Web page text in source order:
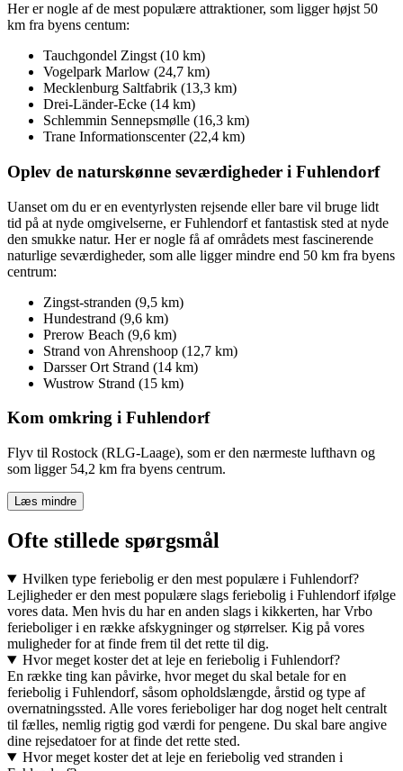
Her er nogle af de mest populære attraktioner, som ligger højst 50
km fra byens centum:
Tauchgondel Zingst (10 km)
Vogelpark Marlow (24,7 km)
Mecklenburg Saltfabrik (13,3 km)
Drei-Länder-Ecke (14 km)
Schlemmin Sennepsmølle (16,3 km)
Trane Informationscenter (22,4 km)
Oplev de naturskønne seværdigheder i Fuhlendorf
Uanset om du er en eventyrlysten rejsende eller bare vil bruge lidt
tid på at nyde omgivelserne, er Fuhlendorf et fantastisk sted at nyde
den smukke natur. Her er nogle få af områdets mest fascinerende
naturlige seværdigheder, som alle ligger mindre end 50 km fra byens
centrum:
Zingst-stranden (9,5 km)
Hundestrand (9,6 km)
Prerow Beach (9,6 km)
Strand von Ahrenshoop (12,7 km)
Darsser Ort Strand (14 km)
Wustrow Strand (15 km)
Kom omkring i Fuhlendorf
Flyv til Rostock (RLG-Laage), som er den nærmeste lufthavn og
som ligger 54,2 km fra byens centrum.
Læs mindre
Ofte stillede spørgsmål
Hvilken type feriebolig er den mest populære i Fuhlendorf?
Lejligheder er den mest populære slags feriebolig i Fuhlendorf ifølge
vores data. Men hvis du har en anden slags i kikkerten, har Vrbo
ferieboliger i en række afskygninger og størrelser. Kig på vores
muligheder for at finde frem til det rette til dig.
Hvor meget koster det at leje en feriebolig i Fuhlendorf?
En række ting kan påvirke, hvor meget du skal betale for en
feriebolig i Fuhlendorf, såsom opholdslængde, årstid og type af
overnatningssted. Alle vores ferieboliger har dog noget helt centralt
til fælles, nemlig rigtig god værdi for pengene. Du skal bare angive
dine rejsedatoer for at finde det rette sted.
Hvor meget koster det at leje en feriebolig ved stranden i